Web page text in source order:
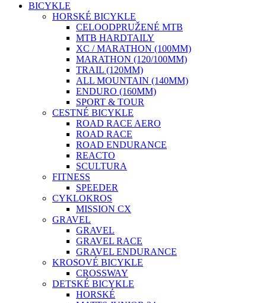
BICYKLE
HORSKÉ BICYKLE
CELOODPRUŽENÉ MTB
MTB HARDTAILY
XC / MARATHON (100MM)
MARATHON (120/100MM)
TRAIL (120MM)
ALL MOUNTAIN (140MM)
ENDURO (160MM)
SPORT & TOUR
CESTNÉ BICYKLE
ROAD RACE AERO
ROAD RACE
ROAD ENDURANCE
REACTO
SCULTURA
FITNESS
SPEEDER
CYKLOKROS
MISSION CX
GRAVEL
GRAVEL
GRAVEL RACE
GRAVEL ENDURANCE
KROSOVÉ BICYKLE
CROSSWAY
DETSKÉ BICYKLE
HORSKÉ